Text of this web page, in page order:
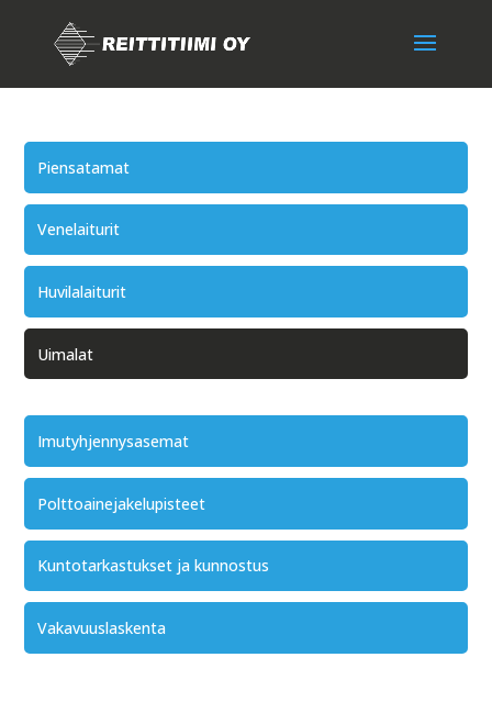
Piensatamat
Venelaiturit
Huvilalaiturit
Uimalat
Imutyhjennysasemat
Polttoainejakelupisteet
Kuntotarkastukset ja kunnostus
Vakavuuslaskenta